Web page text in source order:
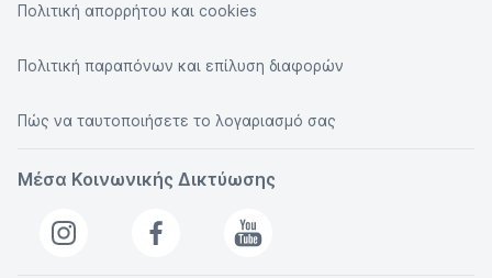
Πολιτική απορρήτου και cookies
Πολιτική παραπόνων και επίλυση διαφορών
Πώς να ταυτοποιήσετε το λογαριασμό σας
Μέσα Κοινωνικής Δικτύωσης